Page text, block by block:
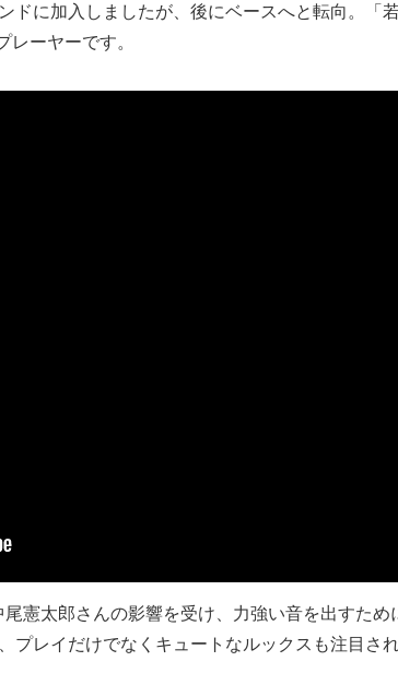
ドに加入しましたが、後にベースへと転向。「
ーヤーです。
憲太郎さんの影響を受け、力強い音を出すた
プレイだけでなくキュートなルックスも注目さ